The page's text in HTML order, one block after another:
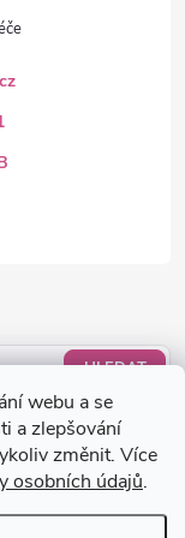
webu a se
a zlepšování
změnit. Více
osobních údajů.
HLEDAT